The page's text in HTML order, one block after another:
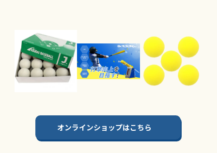
オンラインショップはこちら